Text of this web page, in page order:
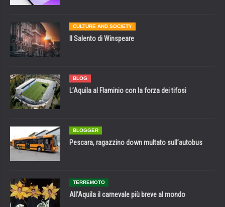
CULTURE AND SOCIETY
Il Salento di Winspeare
BLOG
L’Aquila al Flaminio con la forza dei tifosi
BLOGGER
Pescara, ragazzino down multato sull’autobus
TERREMOTO
All’Aquila il carnevale più breve al mondo